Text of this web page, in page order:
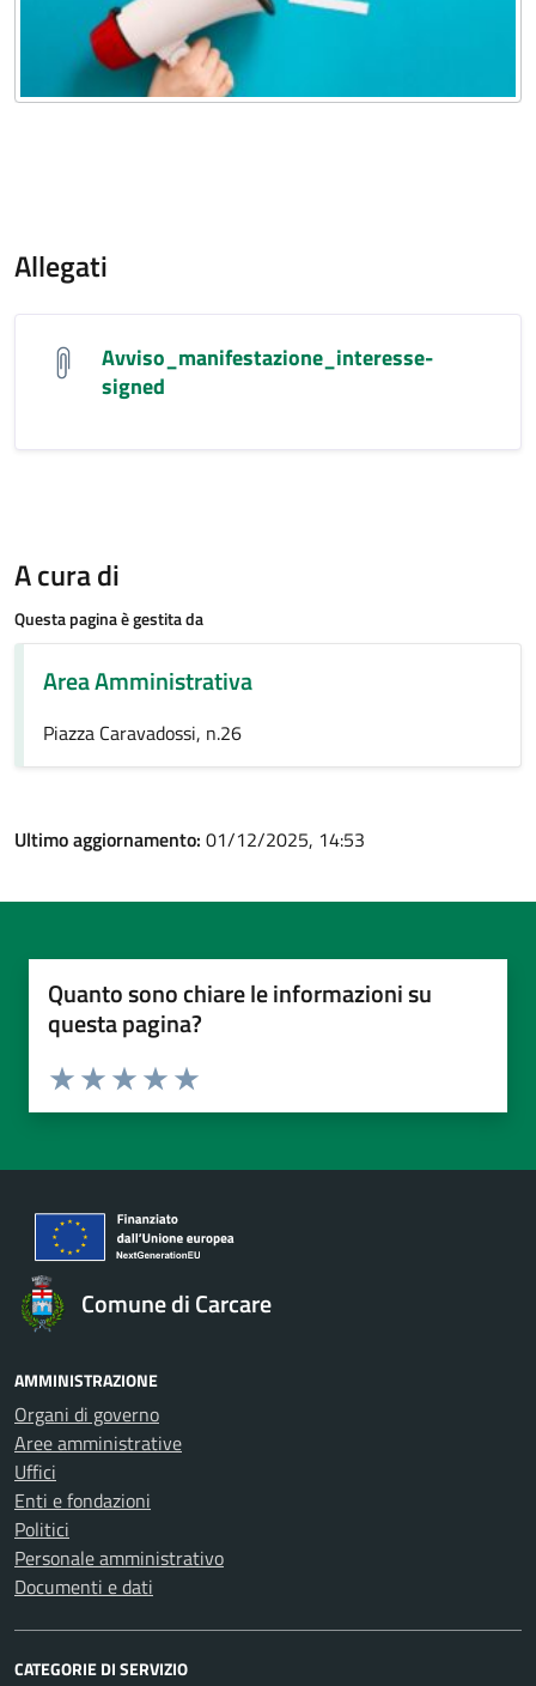
Allegati
Avviso_manifestazione_interesse-
signed
A cura di
Questa pagina è gestita da
Area Amministrativa
Piazza Caravadossi, n.26
Ultimo aggiornamento: 01/12/2025, 14:53
Quanto sono chiare le informazioni su
questa pagina?
Valuta da 1 a 5 stelle la pagina
Valuta 5 stelle su 5
Valuta 4 stelle su 5
Valuta 3 stelle su 5
Valuta 2 stelle su 5
Valuta 1 stelle su 5
Comune di Carcare
AMMINISTRAZIONE
Organi di governo
Aree amministrative
Uffici
Enti e fondazioni
Politici
Personale amministrativo
Documenti e dati
CATEGORIE DI SERVIZIO